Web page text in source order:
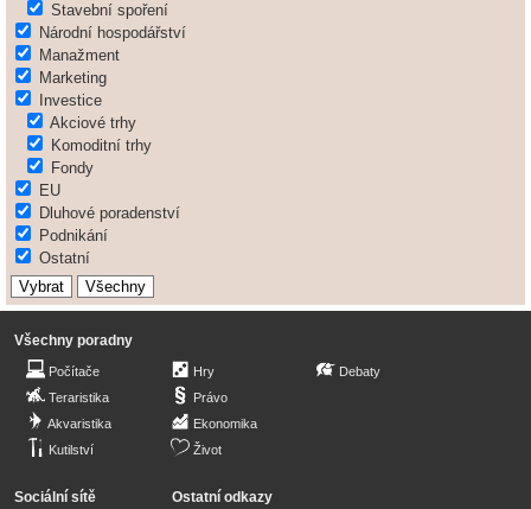
Stavební spoření
Národní hospodářství
Manažment
Marketing
Investice
Akciové trhy
Komoditní trhy
Fondy
EU
Dluhové poradenství
Podnikání
Ostatní
Všechny poradny
Počítače
Teraristika
Akvaristika
Kutilství
Hry
Právo
Ekonomika
Život
Debaty
Sociální sítě Ostatní odkazy